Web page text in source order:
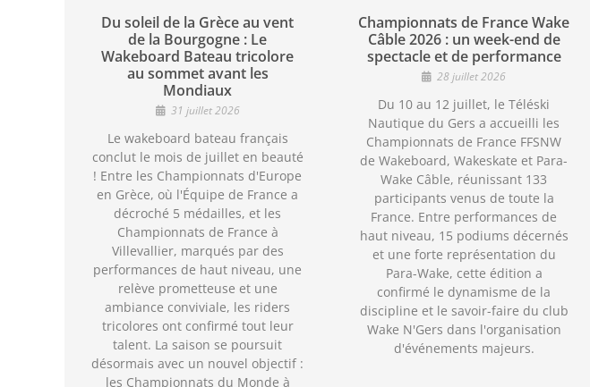
Du soleil de la Grèce au vent
de la Bourgogne : Le
Wakeboard Bateau tricolore
au sommet avant les
Mondiaux
31 juillet 2026
Le wakeboard bateau français
conclut le mois de juillet en beauté
! Entre les Championnats d'Europe
en Grèce, où l'Équipe de France a
décroché 5 médailles, et les
Championnats de France à
Villevallier, marqués par des
performances de haut niveau, une
relève prometteuse et une
ambiance conviviale, les riders
tricolores ont confirmé tout leur
talent. La saison se poursuit
désormais avec un nouvel objectif :
les Championnats du Monde à
Championnats de France Wake
Câble 2026 : un week-end de
spectacle et de performance
28 juillet 2026
Du 10 au 12 juillet, le Téléski
Nautique du Gers a accueilli les
Championnats de France FFSNW
de Wakeboard, Wakeskate et Para-
Wake Câble, réunissant 133
participants venus de toute la
France. Entre performances de
haut niveau, 15 podiums décernés
et une forte représentation du
Para-Wake, cette édition a
confirmé le dynamisme de la
discipline et le savoir-faire du club
Wake N'Gers dans l'organisation
d'événements majeurs.